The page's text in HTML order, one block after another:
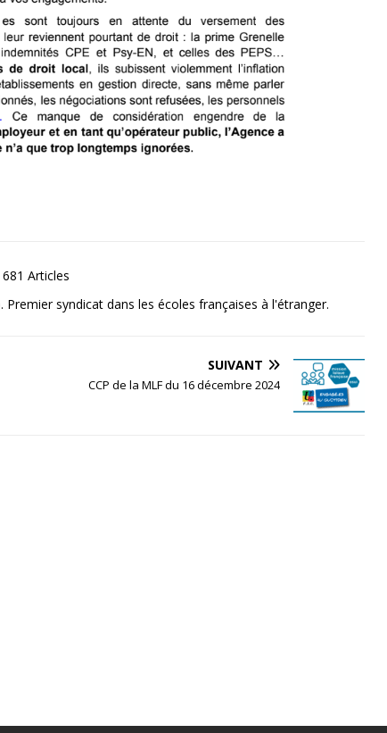
681 Articles
Premier syndicat dans les écoles françaises à l'étranger.
SUIVANT
CCP de la MLF du 16 décembre 2024